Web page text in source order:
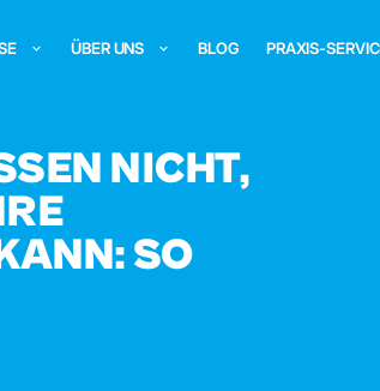
ÜBER UNS BLOG PRAXIS-
NICHT,
SO